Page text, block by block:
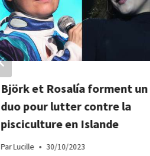
Björk et Rosalía forment un
duo pour lutter contre la
pisciculture en Islande
ParLucille 30/10/2023